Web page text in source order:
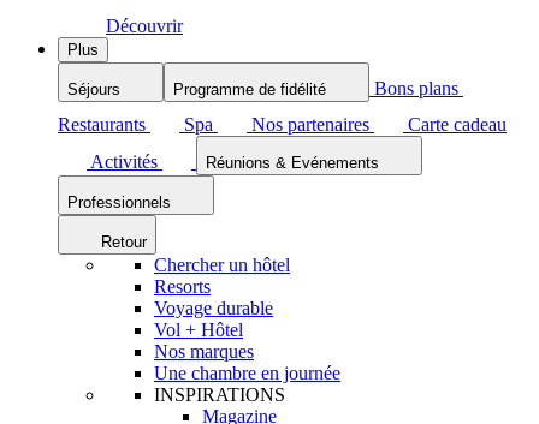
Découvrir
Plus
Séjours Programme de fidélité
Bons plans
Restaurants
Spa Nos partenaires
Carte cadeau
Activités
Réunions & Evénements
Professionnels
Retour
Chercher un hôtel
Resorts
Voyage durable
Vol + Hôtel
Nos marques
Une chambre en journée
INSPIRATIONS
Magazine